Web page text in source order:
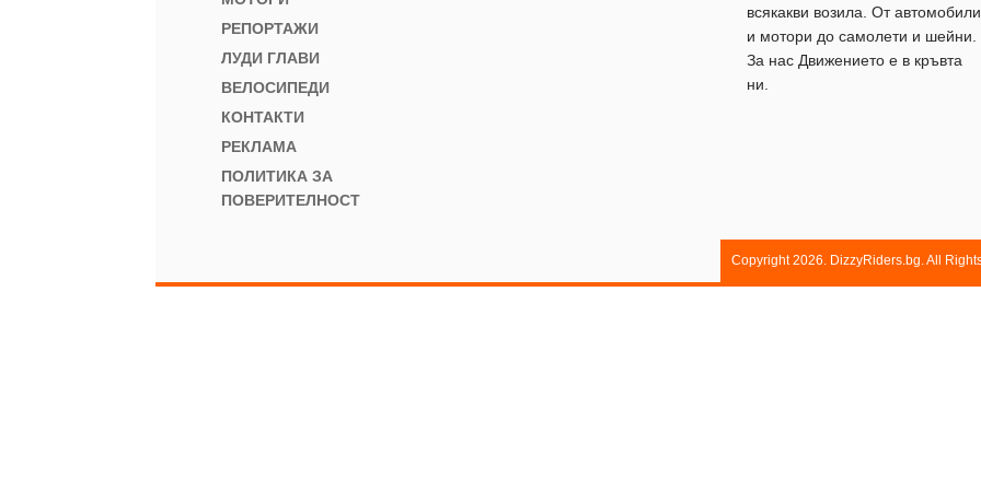
РЕПОРТАЖИ
ЛУДИ ГЛАВИ
ВЕЛОСИПЕДИ
КОНТАКТИ
РЕКЛАМА
ПОЛИТИКА ЗА
ПОВЕРИТЕЛНОСТ
всякакви возила. От автомобили
и мотори до самолети и шейни.
За нас Движението е в кръвта
ни.
Copyright 2026. DizzyRiders.bg. All